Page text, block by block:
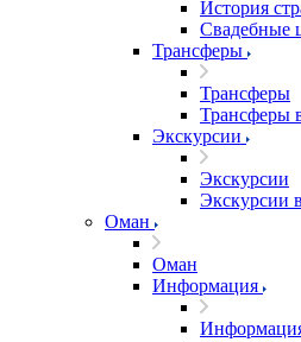
История
Свадебные
Трансферы
Трансферы
Трансферы
Экскурсии
Экскурсии
Экскурсии
Оман
Оман
Информация